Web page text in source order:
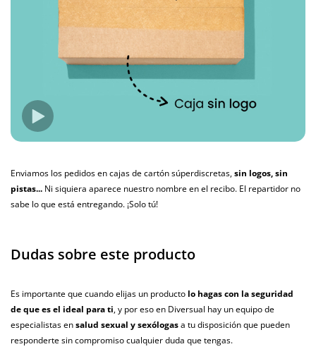
Enviamos los pedidos en cajas de cartón súperdiscretas,sin logos, sin
pistas... Ni siquiera aparece nuestro nombre en el recibo. El repartidor no
sabe lo que está entregando. ¡Solo tú!
Dudas sobre este producto
Es importante que cuando elijas un producto lo hagas con la seguridad
de que es el ideal para ti, y por eso en Diversual hay un equipo de
especialistas ensalud sexual y sexólogasa tu disposición que pueden
responderte sin compromiso cualquier duda que tengas.